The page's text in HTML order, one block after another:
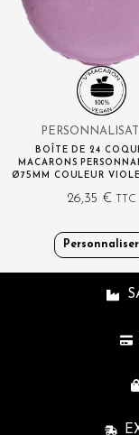
BOÎTE DE 24
MACARONS
Ø75MM COULEUR
26,35 € TTC
Personnaliser